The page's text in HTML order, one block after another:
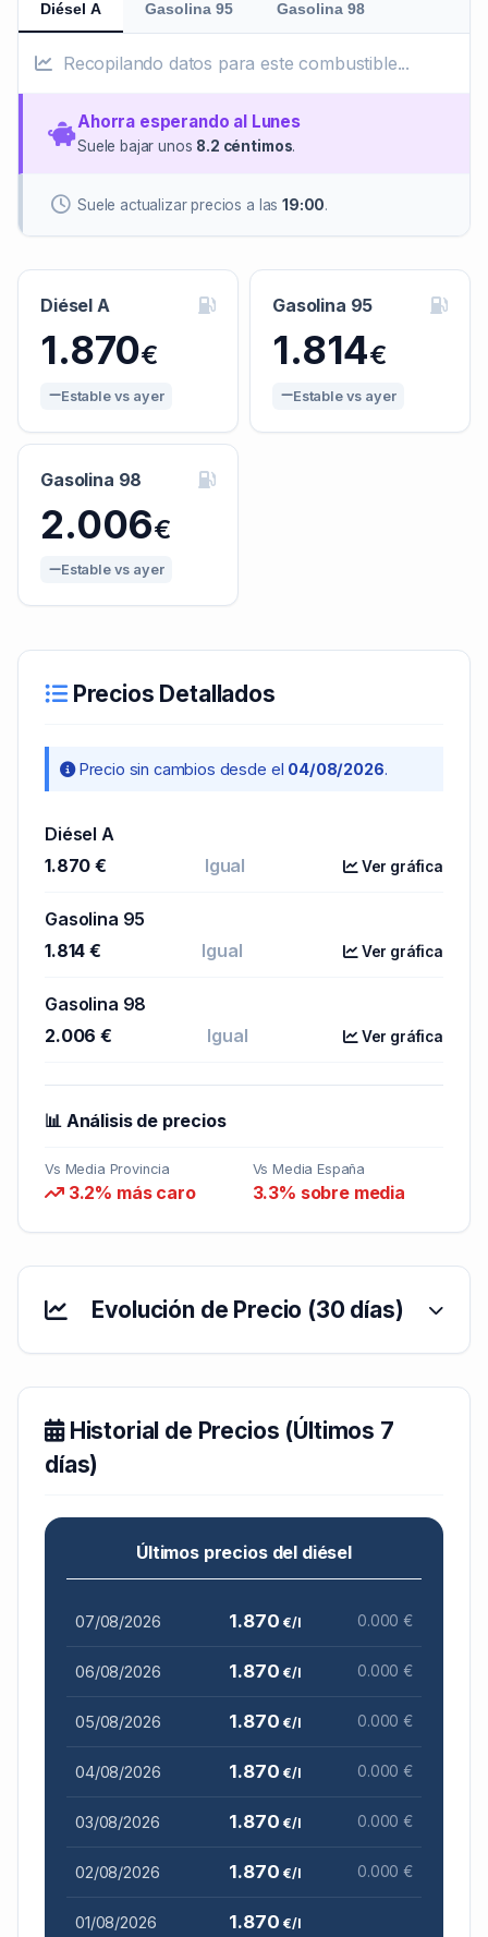
Diésel A Gasolina 95 Gasolina 98
Recopilando datos para este combustible...
Ahorra esperando al Lunes
Suele bajar unos 8.2 céntimos.
Suele actualizar precios a las19:00.
Diésel A
1.870€
Estable vs ayer
Gasolina 95
1.814€
Estable vs ayer
Gasolina 98
2.006€
Estable vs ayer
Precios Detallados
Precio sin cambios desde el 04/08/2026.
Diésel A
1.870 €
Igual Ver gráfica
Gasolina 95
1.814 €
Igual Ver gráfica
Gasolina 98
2.006 €
Igual Ver gráfica
📊 Análisis de precios
Vs Media Provincia
3.2% más caro
Vs Media España
3.3% sobre media
Evolución de Precio (30 días)
Historial de Precios (Últimos 7
días)
Últimos precios del diésel
07/08/2026 1.870€/l 0.000 €
06/08/2026 1.870€/l 0.000 €
05/08/2026 1.870€/l 0.000 €
04/08/2026 1.870€/l 0.000 €
03/08/2026 1.870€/l 0.000 €
02/08/2026 1.870€/l 0.000 €
01/08/2026 1.870€/l